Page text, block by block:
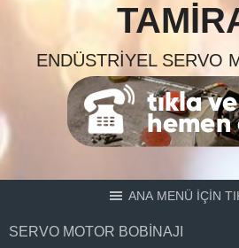
ENDÜSTRIYEL SERVO
ANA MENÜ İÇİN
SERVO MOTOR BOBINAJI